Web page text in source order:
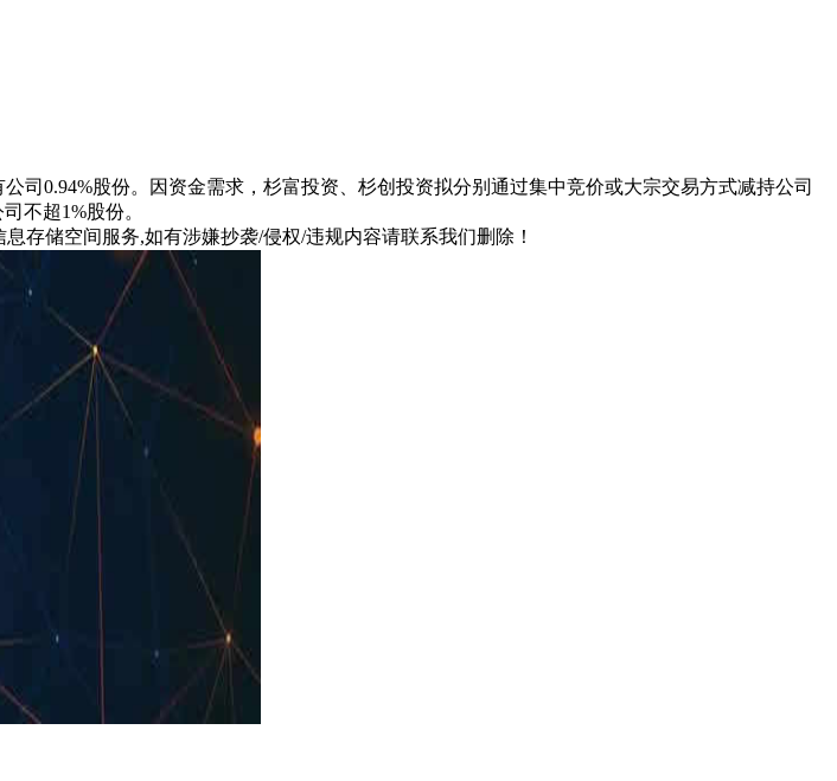
司0.94%股份。因资金需求，杉富投资、杉创投资拟分别通过集中竞价或大宗交易方式减持公司
不超1%股份。
存储空间服务,如有涉嫌抄袭/侵权/违规内容请联系我们删除！